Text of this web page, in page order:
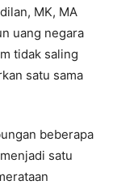
MK, MA
uang negara
tidak saling
satu sama
beberapa
satu